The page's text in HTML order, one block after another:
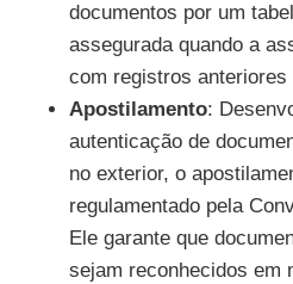
documentos por um
assegurada quando a
com registros
Apostilamento:
autenticação de
no exterior, o
regulamentado pela
Ele garante que
sejam reconhecidos em